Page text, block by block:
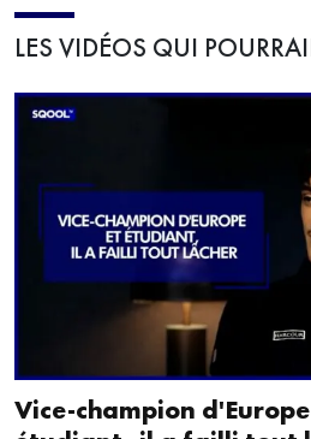
LES VIDÉOS QUI
Vice-champion